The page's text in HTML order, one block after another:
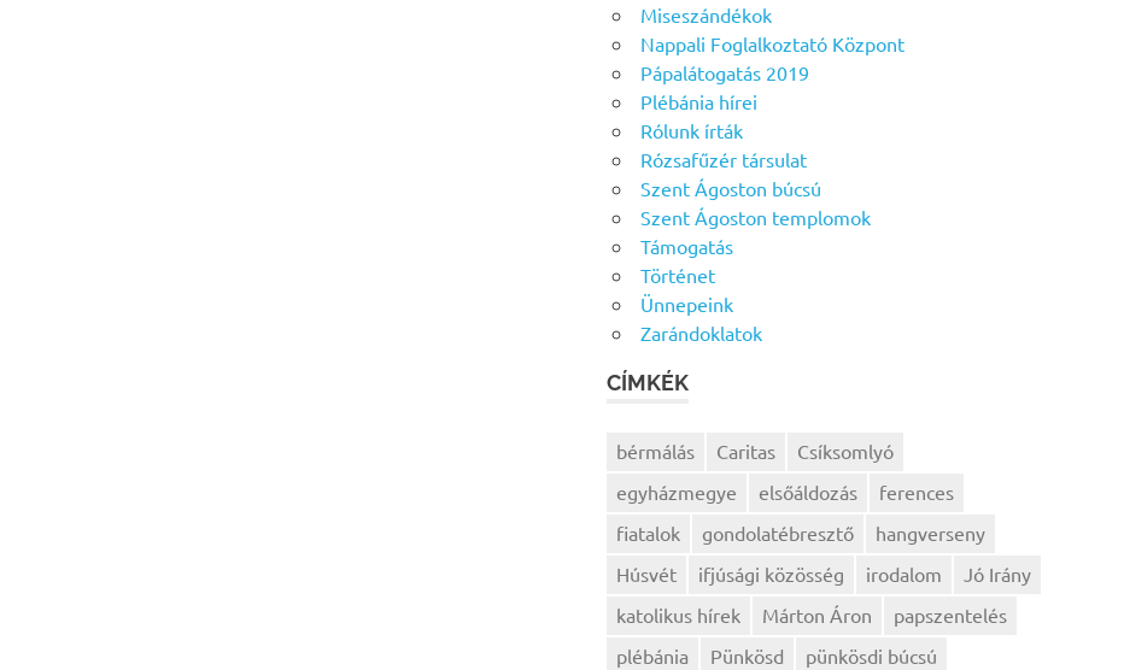
Miseszándékok
Nappali Foglalkoztató Központ
Pápalátogatás 2019
Plébánia hírei
Rólunk írták
Rózsafűzér társulat
Szent Ágoston búcsú
Szent Ágoston templomok
Támogatás
Történet
Ünnepeink
Zarándoklatok
CÍMKÉK
bérmálás Caritas
Csíksomlyó
egyházmegye
elsőáldozás
ferences
fiatalok
gondolatébresztő
hangverseny
Húsvét
ifjúsági közösség irodalom
Jó Irány
katolikus hírek
Márton Áron
papszentelés
plébánia
Pünkösd pünkösdi búcsú